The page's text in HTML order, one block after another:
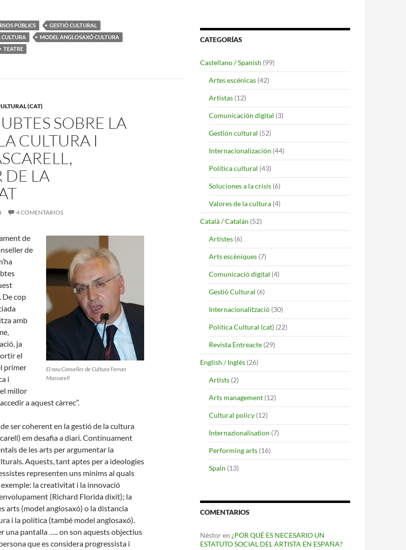
PÚBLICS
GESTIÓ CULTURAL
MODEL ANGLOSAXÓ CULTURA
TEATRE
(CAT)
SOBRE LA
CULTURA I
DE LA
4 COMENTARIOS
El nou Conseller de Cultura Ferran
Mascarell
de
de
De cop
amb
ja
el
primer
i
millor
a aquest càrrec”.
ser coherent en la gestió de la cultura
em desafia a diari. Contínuament
de les arts per argumentar la
Aquests, tant aptes per a ideologies
representen uns mínims al quals
la creativitat i la innovació
(Richard Florida dixit); la
arts (model anglosaxó) o la distancia
i la política (també model anglosaxó).
una pantalla ….. on son aquests objectius
que es considera progressista i
CATEGORÍAS
Castellano / Spanish (99)
Artes escénicas (42)
Artistas (12)
Comunicación digital (3)
Gestión cultural (52)
Internacionalización (44)
Política cultural (43)
Soluciones a la crisis (6)
Valores de la cultura (4)
Català / Catalán (52)
Artistes (6)
Arts escèniques (7)
Comunicació digital (4)
Gestió Cultural (6)
Internacionalització (30)
Politica Cultural (cat) (22)
Revista Entreacte (29)
English / Inglés (26)
Artists (2)
Arts management (12)
Cultural policy (12)
Internazionalisation (7)
Performing arts (16)
Spain (13)
COMENTARIOS
Néstoren ¿POR QUÉ ES NECESARIO UN
ESTATUTO SOCIAL DEL ARTISTA EN ESPAÑA?